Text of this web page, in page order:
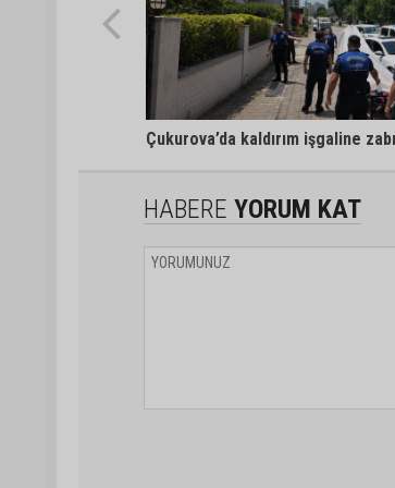
Çukurova’da kaldırım işgaline
HABERE YORUM KAT